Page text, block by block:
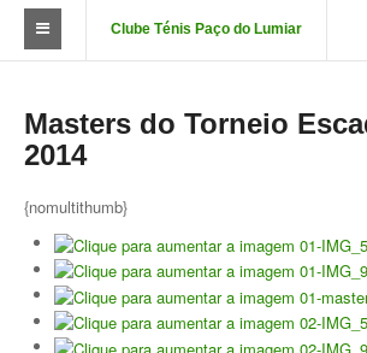
Clube Ténis Paço do Lumiar
FAÇA-SE SÓCIO
Aluguer de Campos
Court Passe
Estatutos
Masters do Torneio
2014
{nomultithumb}